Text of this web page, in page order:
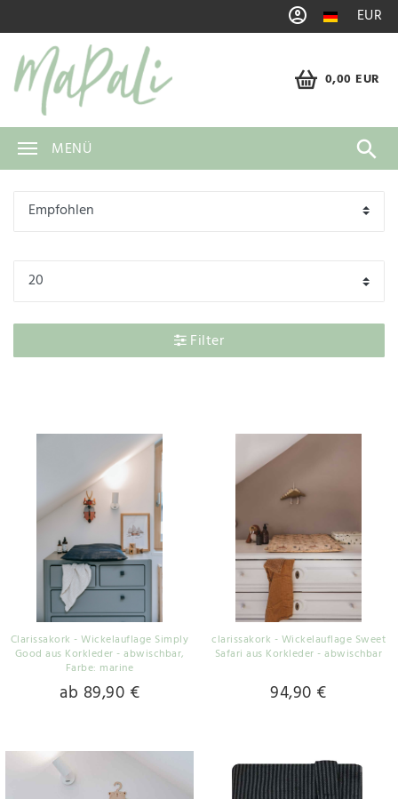
EUR
0,00 EUR
MENÜ
Filter
Clarissakork - Wickelauflage Simply
Good aus Korkleder - abwischbar,
Farbe: marine
ab 89,90 €
clarissakork - Wickelauflage Sweet
Safari aus Korkleder - abwischbar
94,90 €